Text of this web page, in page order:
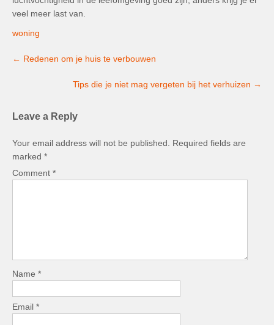
veel meer last van.
woning
navigation
← Redenen om je huis te verbouwen
Tips die je niet mag vergeten bij het verhuizen →
Leave a Reply
Your email address will not be published.
Required fields are
marked *
Comment *
Name *
Email *